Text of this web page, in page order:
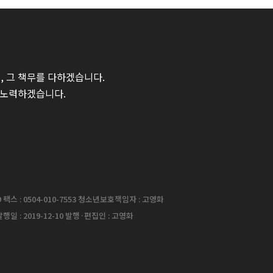
그 책무를 다하겠습니다.
력하겠습니다.
스 : 0504-010-7553 청소년보호책임자 : 고영화
일 : 2019-12-10 발행·편집인 : 고영화